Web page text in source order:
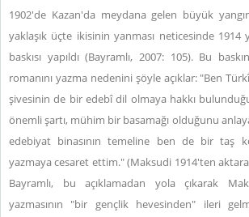
1902'de Kazan'da meydana gelen büyük
yaklaşık üçte ikisinin yanması neticesinde 1914
baskısı yapıldı (Bayramlı, 2007: 105). Bu
romanını yazma nedenini şöyle açıklar: "Ben
şivesinin de bir edebî dil olmaya hakkı
önemli şartı, mühim bir basamağı olduğunu
edebiyat binasının temeline ben de bir taş
yazmaya cesaret ettim." (Maksudi 1914'ten
Bayramlı, bu açıklamadan yola çıkarak
yazmasının "bir gençlik hevesinden" ileri